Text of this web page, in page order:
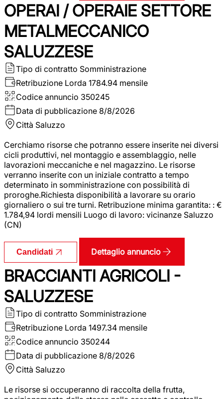
OPERAI / OPERAIE SETTORE
METALMECCANICO
SALUZZESE
Tipo di contratto Somministrazione
Retribuzione Lorda 1784.94 mensile
Codice annuncio 350245
Data di pubblicazione 8/8/2026
Città Saluzzo
Cerchiamo risorse che potranno essere inserite nei diversi
cicli produttivi, nel montaggio e assemblaggio, nelle
lavorazioni meccaniche e nel magazzino. Le risorse
verranno inserite con un iniziale contratto a tempo
determinato in somministrazione con possibilità di
proroghe.Richiesta disponibilità a lavorare su orario
giornaliero o sui tre turni. Retribuzione minima garantita: : €
1.784,94 lordi mensili Luogo di lavoro: vicinanze Saluzzo
(CN)
Candidati Dettaglio annuncio
BRACCIANTI AGRICOLI -
SALUZZESE
Tipo di contratto Somministrazione
Retribuzione Lorda 1497.34 mensile
Codice annuncio 350244
Data di pubblicazione 8/8/2026
Città Saluzzo
Le risorse si occuperanno di raccolta della frutta,